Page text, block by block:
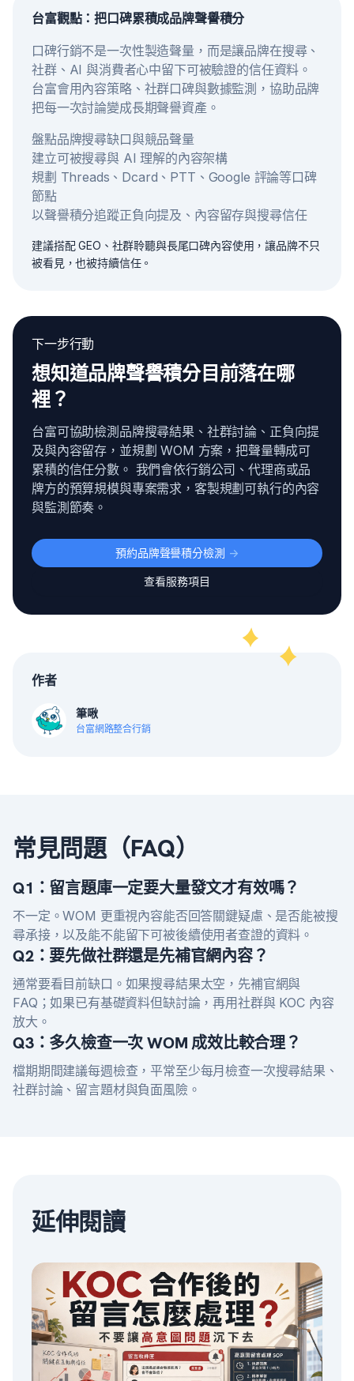
台富觀點：把口碑累積成品牌聲譽積分
口碑行銷不是一次性製造聲量，而是讓品牌在搜尋、
社群、AI 與消費者心中留下可被驗證的信任資料。
台富會用內容策略、社群口碑與數據監測，協助品牌
把每一次討論變成長期聲譽資產。
盤點品牌搜尋缺口與競品聲量
建立可被搜尋與 AI 理解的內容架構
規劃 Threads、Dcard、PTT、Google 評論等口碑
節點
以聲譽積分追蹤正負向提及、內容留存與搜尋信任
建議搭配 GEO、社群聆聽與長尾口碑內容使用，讓品牌不只
被看見，也被持續信任。
下一步行動
想知道品牌聲譽積分目前落在哪
裡？
台富可協助檢測品牌搜尋結果、社群討論、正負向提
及與內容留存，並規劃 WOM 方案，把聲量轉成可
累積的信任分數。 我們會依行銷公司、代理商或品
牌方的預算規模與專案需求，客製規劃可執行的內容
與監測節奏。
預約品牌聲譽積分檢測 ->
查看服務項目
作者
筆啾
台富網路整合行銷
常見問題（FAQ）
Q1：留言題庫一定要大量發文才有效嗎？
不一定。WOM 更重視內容能否回答關鍵疑慮、是否能被搜
尋承接，以及能不能留下可被後續使用者查證的資料。
Q2：要先做社群還是先補官網內容？
通常要看目前缺口。如果搜尋結果太空，先補官網與
FAQ；如果已有基礎資料但缺討論，再用社群與 KOC 內容
放大。
Q3：多久檢查一次 WOM 成效比較合理？
檔期期間建議每週檢查，平常至少每月檢查一次搜尋結果、
社群討論、留言題材與負面風險。
延伸閱讀